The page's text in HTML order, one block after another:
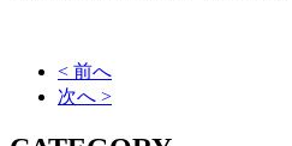
< 前へ
次へ >